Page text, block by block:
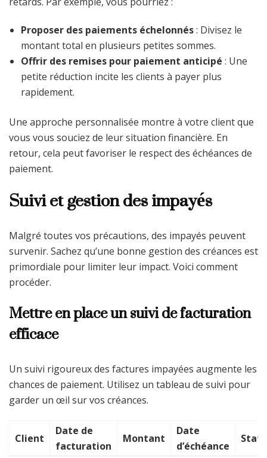
Proposer des paiements échelonnés: Divisez le
montant total en plusieurs petites sommes.
Offrir des remises pour paiement anticipé : Une
petite réduction incite les clients à payer plus
rapidement.
Une approche personnalisée montre à votre client que
vous vous souciez de leur situation financière. En
retour, cela peut favoriser le respect des échéances de
paiement.
Suivi et gestion des impayés
Malgré toutes vos précautions, des impayés peuvent
survenir. Sachez qu’une bonne gestion des créances est
primordiale pour limiter leur impact. Voici comment
procéder.
Mettre en place un suivi de facturation
efficace
Un suivi rigoureux des factures impayées augmente les
chances de paiement. Utilisez un tableau de suivi pour
garder un œil sur vos créances.
Client
Date de
facturation
Montant
Date
d’échéance